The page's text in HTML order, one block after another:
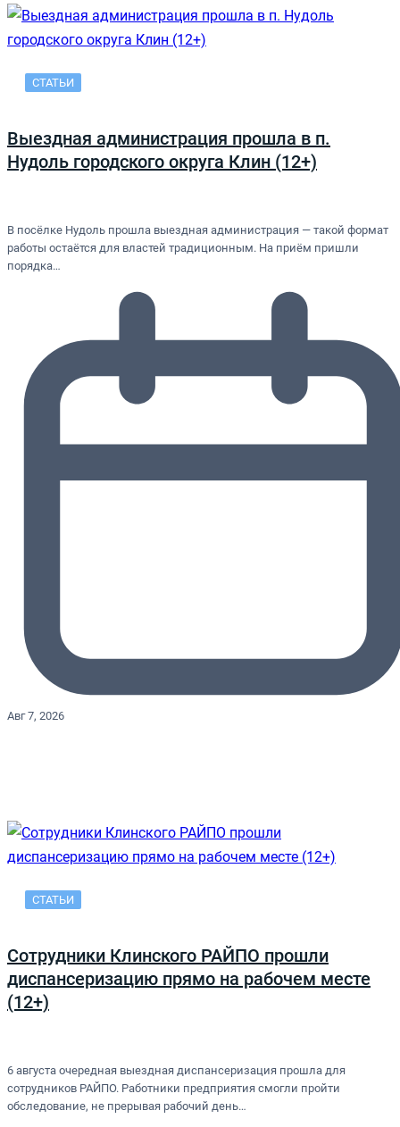
СТАТЬИ
Выездная администрация прошла в п.
Нудоль городского округа Клин (12+)
В посёлке Нудоль прошла выездная администрация — такой формат
работы остаётся для властей традиционным. На приём пришли
порядка…
Авг 7, 2026
СТАТЬИ
Сотрудники Клинского РАЙПО прошли
диспансеризацию прямо на рабочем месте
(12+)
6 августа очередная выездная диспансеризация прошла для
сотрудников РАЙПО. Работники предприятия смогли пройти
обследование, не прерывая рабочий день…